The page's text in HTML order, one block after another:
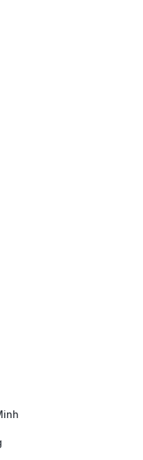
từ đây hành khách
tàu điện khác để
gian di chuyển
như Hertz,
những ai muốn chủ
các khu vực lân cận.
kiệm chi phí
Portland, hãy đặt vé
hội săn được giá vé
điểm như lễ Tết hay
chỉ giúp bạn tiết
hợp nhất.
khuyến mãi:
American Airlines